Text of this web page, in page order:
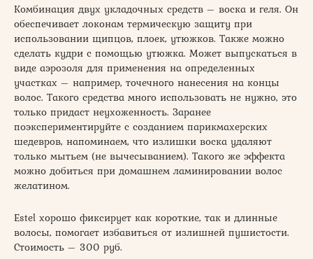
Комбинация двух укладочных средств – воска и геля. Он
обеспечивает локонам термическую защиту при
использовании щипцов, плоек, утюжков. Также можно
сделать кудри с помощью утюжка. Может выпускаться в
виде аэрозоля для применения на определенных
участках – например, точечного нанесения на концы
волос. Такого средства много использовать не нужно, это
только придаст неухоженность. Заранее
поэкспериментируйте с созданием парикмахерских
шедевров, напоминаем, что излишки воска удаляют
только мытьем (не вычесыванием). Такого же эффекта
можно добиться при домашнем ламинировании волос
желатином.
Estel хорошо фиксирует как короткие, так и длинные
волосы, помогает избавиться от излишней пушистости.
Стоимость – 300 руб.